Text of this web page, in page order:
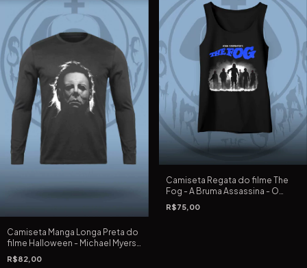
Camiseta Manga Longa Preta do
filme Halloween - Michael Myers
de 1978 de John Carpenter
R$82,00
Camiseta Regata do filme The
Fog - A Bruma Assassina - O
Nevoeiro de John Carpenter de
1980
R$75,00